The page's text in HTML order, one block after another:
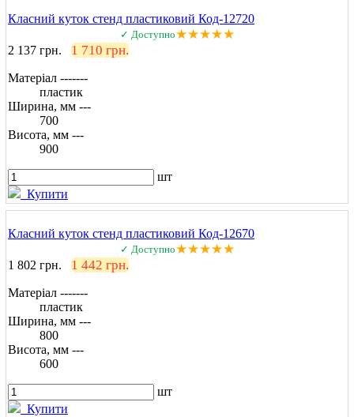
Класний куток стенд пластиковий Код-12720
✓ Доступно★★★★★
2 137 грн. 1 710 грн.
Матеріал -------
пластик
Ширина, мм ---
700
Висота, мм ---
900
шт
Купити
Класний куток стенд пластиковий Код-12670
✓ Доступно★★★★★
1 802 грн. 1 442 грн.
Матеріал -------
пластик
Ширина, мм ---
800
Висота, мм ---
600
шт
Купити